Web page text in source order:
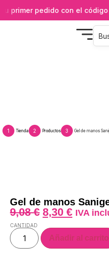
primer pedido con el código
1 Tienda 2 Productos 3 Gel de manos
Gel de manos
9,08€ 8,30 € IVA
CANTIDAD
Añadir al carrito